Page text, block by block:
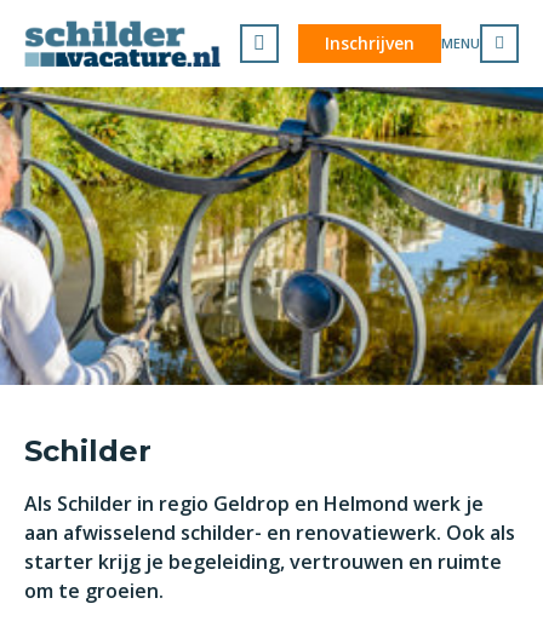
Inschrijven MENU
Schilder
Als Schilder in regio Geldrop en Helmond werk je
aan afwisselend schilder- en renovatiewerk. Ook als
starter krijg je begeleiding, vertrouwen en ruimte
om te groeien.